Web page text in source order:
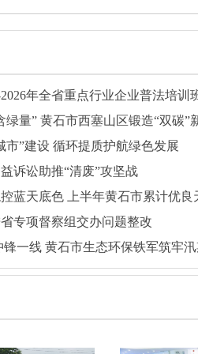
年全省重点行业企业普法培训
绿量” 黄石市西塞山区锻造“双碳”
市”建设 循环提质护航绿色发展
诉讼助推“清废”攻坚战
蓝天底色 上半年黄石市累计优良
专项督察组交办问题整改
锋一线 黄石市生态环保铁军筑牢